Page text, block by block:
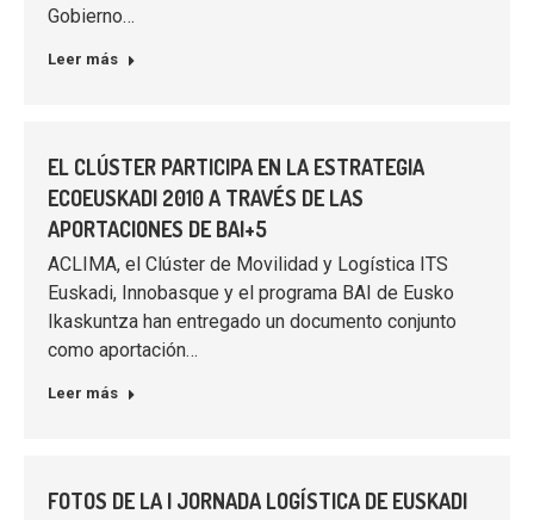
Gobierno…
Leer más
EL CLÚSTER PARTICIPA EN LA ESTRATEGIA
ECOEUSKADI 2010 A TRAVÉS DE LAS
APORTACIONES DE BAI+5
ACLIMA, el Clúster de Movilidad y Logística ITS
Euskadi, Innobasque y el programa BAI de Eusko
Ikaskuntza han entregado un documento conjunto
como aportación…
Leer más
FOTOS DE LA I JORNADA LOGÍSTICA DE EUSKADI